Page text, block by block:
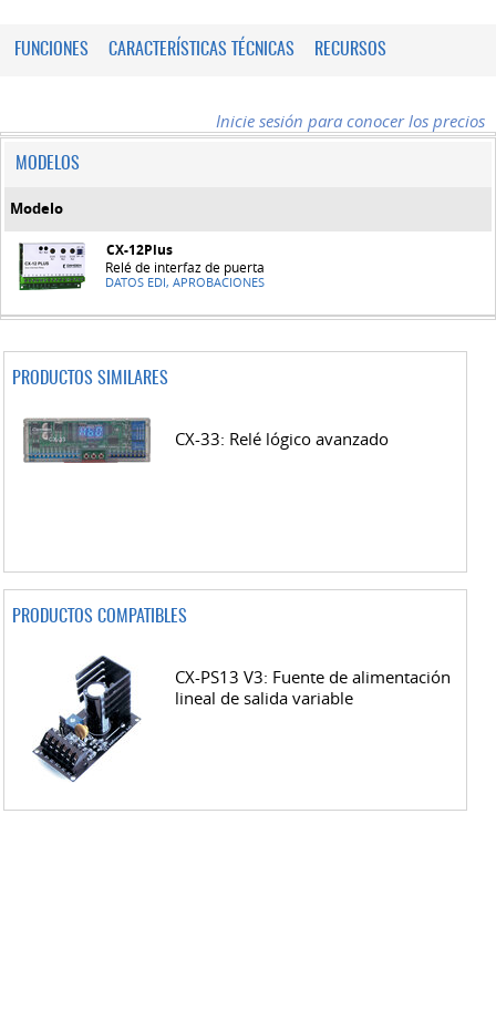
FUNCIONES CARACTERÍSTICAS TÉCNICAS RECURSOS
Inicie sesión para conocer los precios
MODELOS
Modelo
CX-12Plus
Relé de interfaz de puerta
DATOS EDI, APROBACIONES
PRODUCTOS SIMILARES
CX-33: Relé lógico avanzado
PRODUCTOS COMPATIBLES
CX-PS13 V3: Fuente de alimentación
lineal de salida variable